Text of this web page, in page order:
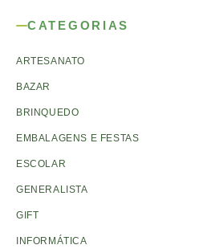
CATEGORIAS
ARTESANATO
BAZAR
BRINQUEDO
EMBALAGENS E FESTAS
ESCOLAR
GENERALISTA
GIFT
INFORMÁTICA